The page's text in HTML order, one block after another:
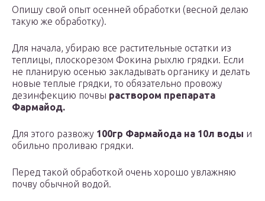
Опишу свой опыт осенней обработки (весной делаю
такую же обработку).
Для начала, убираю все растительные остатки из
теплицы, плоскорезом Фокина рыхлю грядки. Если
не планирую осенью закладывать органику и делать
новые теплые грядки, то обязательно провожу
дезинфекцию почвы раствором препарата
Фармайод.
Для этого развожу 100гр Фармайода на 10л воды и
обильно проливаю грядки.
Перед такой обработкой очень хорошо увлажняю
почву обычной водой.